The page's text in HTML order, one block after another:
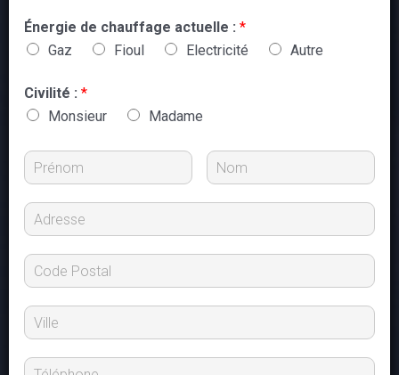
Énergie de chauffage actuelle : *
Gaz
Fioul Electricité Autre
Civilité : *
Monsieur
Madame